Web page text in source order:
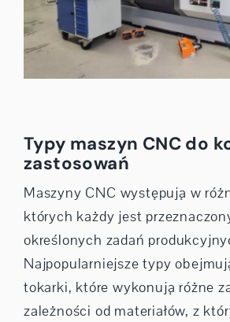
Typy maszyn CNC do
zastosowań
Maszyny CNC występują w
których każdy jest
określonych zadań
Najpopularniejsze typy
tokarki, które wykonują różne
zależności od materiałów, z